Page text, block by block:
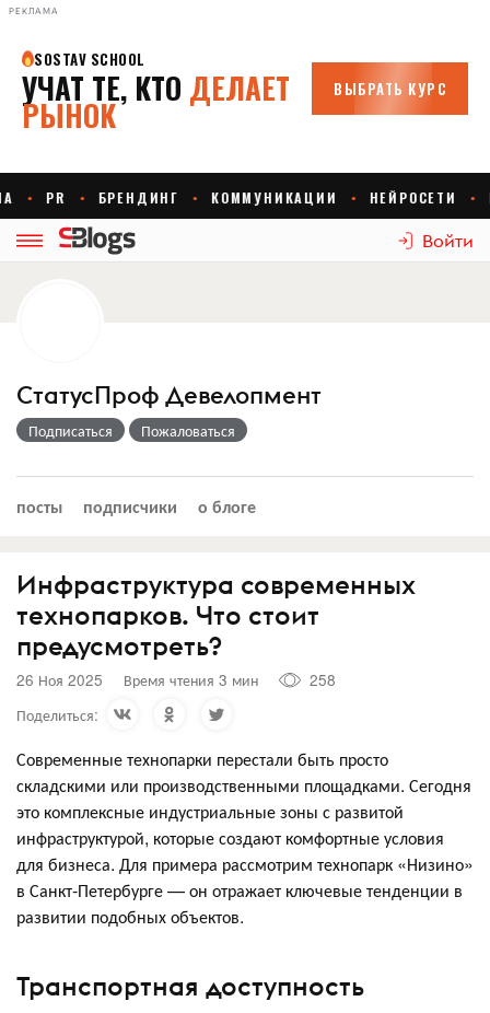
РЕКЛАМА
Войти
СтатусПроф Девелопмент
Подписаться Пожаловаться
посты подписчики о блоге
Инфраструктура современных
технопарков. Что стоит
предусмотреть?
26 Ноя 2025 Время чтения 3 мин
258
Поделиться:
Современные технопарки перестали быть просто
складскими или производственными площадками. Сегодня
это комплексные индустриальные зоны с развитой
инфраструктурой, которые создают комфортные условия
для бизнеса. Для примера рассмотрим технопарк «Низино»
в Санкт-Петербурге — он отражает ключевые тенденции в
развитии подобных объектов.
Транспортная доступность